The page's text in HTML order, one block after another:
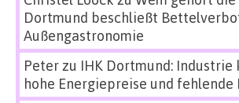
Dortmund beschließt
Außengastronomie
Peterzu IHK Dortmund:
hohe Energiepreise und